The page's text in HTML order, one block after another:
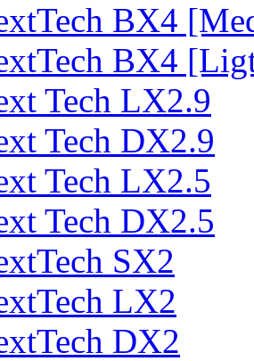
BX4
BX4
Tech LX2.9
Tech DX2.9
Tech LX2.5
Tech DX2.5
SX2
LX2
DX2